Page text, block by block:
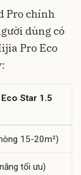
Pro chính
dùng có
Pro Eco
Star 1.5
15-20m²)
tối ưu)